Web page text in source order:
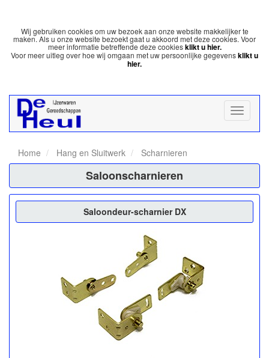
Wij gebruiken cookies om uw bezoek aan onze website makkelijker te
maken. Als u onze website bezoekt gaat u akkoord met deze cookies. Voor
meer informatie betreffende deze cookiesklikt u hier.
Voor meer uitleg over hoe wij omgaan met uw persoonlijke gegevensklikt u
hier.
Home Hang en Sluitwerk Scharnieren
Saloonscharnieren
Saloondeur-scharnier DX